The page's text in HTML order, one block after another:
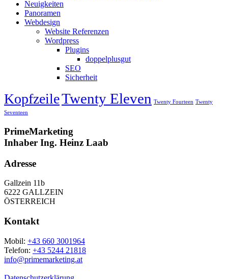
Neuigkeiten
Panoramen
Webdesign
Website Referenzen
Wordpress
Plugins
doppelplusgut
SEO
Sicherheit
KopfzeileTwenty Eleven Twenty Fourteen Twenty
Seventeen
PrimeMarketing
Inhaber Ing. Heinz Laab
Adresse
Gallzein 11b
6222 GALLZEIN
ÖSTERREICH
Kontakt
Mobil: +43 660 3001964
Telefon: +43 5244 21818
info@primemarketing.at